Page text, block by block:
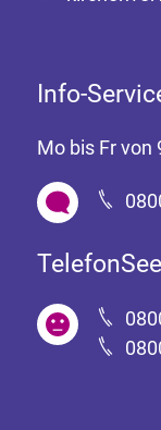
Info-
Mo bis Fr von